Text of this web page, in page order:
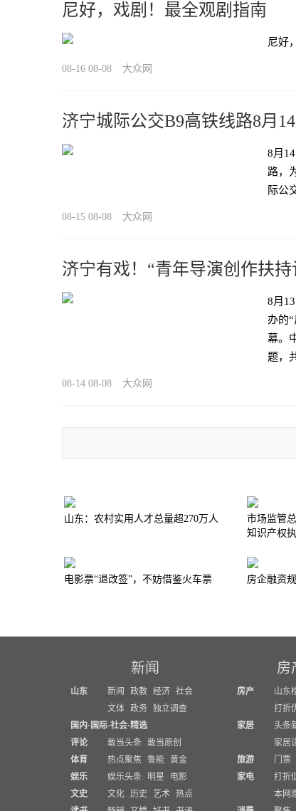
尼好，戏剧！最全观剧指南
尼好
08-16 08-08 大众网
济宁城际公交B9高铁线路8月
8月
路，
际公
08-15 08-08 大众网
济宁有戏！“青年导演创作扶
8月
办的
幕。
题，
08-14 08-08 大众网
山东：农村实用人才总量超270万人
市场监管
知识产权
电影票“退改签”，不妨借鉴火车票 房企融资
新闻
山东 新闻 政教 经济 社会
文体 政务 独立调查
国内 · 国际·社会·精选
评论
敢当头条 敢当原创
体育
热点聚焦 鲁能 黄金
娱乐
娱乐头条 明星
电影
文史
文化 历史 艺术 热点
房
房产 山东
打折
家居
头条
家居
旅游
门票
家电
打折
本网